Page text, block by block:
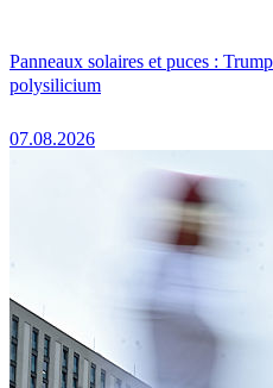
Panneaux solaires et puces :
polysilicium
07.08.2026